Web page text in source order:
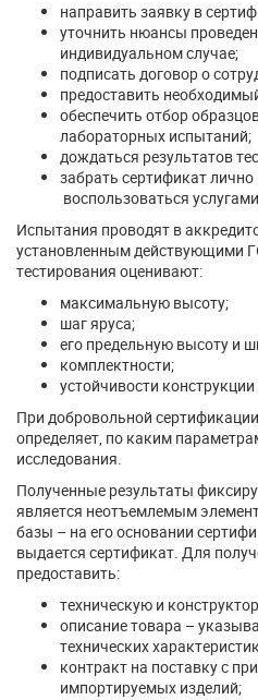
направить заявку в
уточнить нюансы
индивидуальном случае;
подписать договор о
предоставить
обеспечить отбор
лабораторных испытаний;
дождаться результатов
забрать сертификат лично
воспользоваться
Испытания проводят в
установленным действующими
тестирования оценивают:
максимальную высоту;
шаг яруса;
его предельную высоту и
комплектности;
устойчивости
При добровольной
определяет, по каким
исследования.
Полученные результаты
является неотъемлемым
базы – на его основании
выдается сертификат. Для
предоставить:
техническую и
описание товара –
технических
контракт на поставку с
импортируемых изделий;